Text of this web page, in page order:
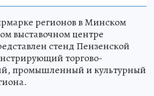
регионов в Минском
выставочном центре
стенд Пензенской
торгово-
промышленный и культурный